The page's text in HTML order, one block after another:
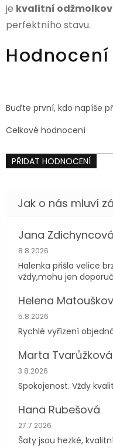
je kvalitní
perfektního stavu.
Buďte první, kdo napíše
Celkové hodnocení
PŘIDAT HODNOCENÍ
Jana Zdichyncová
Hodnocení obchodu je
8.8.2026
Halenka přišla velice
vždy,mohu jen
Helena
Hodnocení obchodu je
5.8.2026
Rychlé vyřízení
Marta Tvarůžková
Hodnocení obchodu je
3.8.2026
Spokojenost. Vždy
Hana Rubešová
Hodnocení obchodu je
27.7.2026
Šaty jsou hezké,